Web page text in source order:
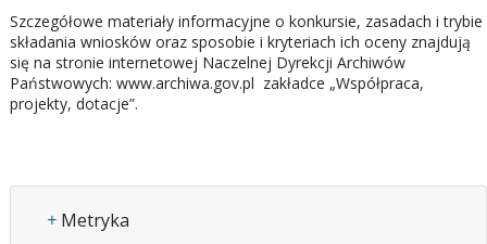
Szczegółowe materiały informacyjne o konkursie, zasadach i trybie
składania wniosków oraz sposobie i kryteriach ich oceny znajdują
się na stronie internetowej Naczelnej Dyrekcji Archiwów
Państwowych: www.archiwa.gov.pl zakładce „Współpraca,
projekty, dotacje”.
+ Metryka